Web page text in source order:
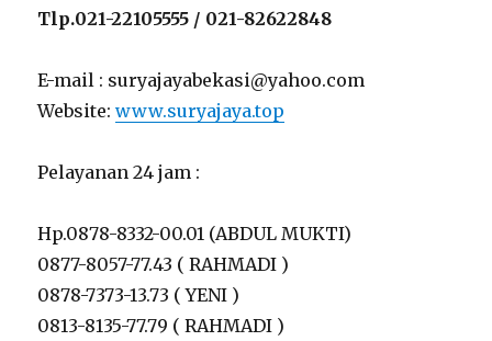
Tlp.021-22105555 / 021-82622848
E-mail : suryajayabekasi@yahoo.com
Website:www.suryajaya.top
Pelayanan 24 jam :
Hp.0878-8332-00.01 (ABDUL MUKTI)
0877-8057-77.43 ( RAHMADI )
0878-7373-13.73 ( YENI )
0813-8135-77.79 ( RAHMADI )